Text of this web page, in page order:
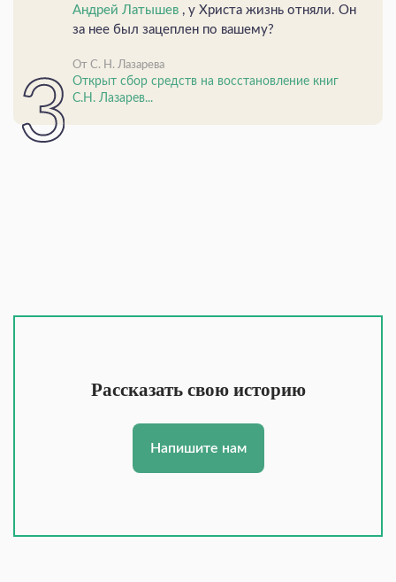
Андрей Латышев , у Христа жизнь отняли. Он
за нее был зацеплен по вашему?
От С. Н. Лазарева
Открыт сбор средств на восстановление книг
С.Н. Лазарев...
Рассказать свою историю
Напишите нам